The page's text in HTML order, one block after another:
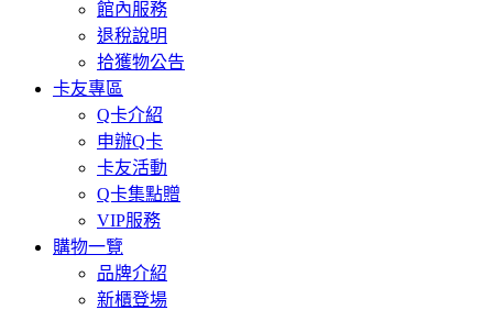
館內服務
退稅說明
拾獲物公告
卡友專區
Q卡介紹
申辦Q卡
卡友活動
Q卡集點贈
VIP服務
購物一覽
品牌介紹
新櫃登場